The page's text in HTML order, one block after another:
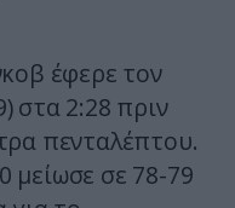
έφερε τον
στα 2:28 πριν
πενταλέπτου.
μείωσε σε 78-79